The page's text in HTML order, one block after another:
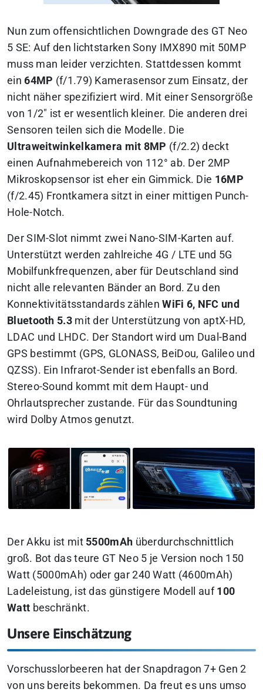
Nun zum offensichtlichen Downgrade des GT Neo
5 SE: Auf den lichtstarken Sony IMX890 mit 50MP
muss man leider verzichten. Stattdessen kommt
ein64MP (f/1.79) Kamerasensor zum Einsatz, der
nicht näher spezifiziert wird. Mit einer Sensorgröße
von 1/2″ ist er wesentlich kleiner. Die anderen drei
Sensoren teilen sich die Modelle. Die
Ultraweitwinkelkamera mit 8MP (f/2.2) deckt
einen Aufnahmebereich von 112° ab. Der 2MP
Mikroskopsensor ist eher ein Gimmick. Die 16MP
(f/2.45) Frontkamera sitzt in einer mittigen Punch-
Hole-Notch.
Der SIM-Slot nimmt zwei Nano-SIM-Karten auf.
Unterstützt werden zahlreiche 4G / LTE und 5G
Mobilfunkfrequenzen, aber für Deutschland sind
nicht alle relevanten Bänder an Bord. Zu den
Konnektivitätsstandards zählenWiFi 6, NFC und
Bluetooth 5.3mit der Unterstützung von aptX-HD,
LDAC und LHDC. Der Standort wird um Dual-Band
GPS bestimmt (GPS, GLONASS, BeiDou, Galileo und
QZSS). Ein Infrarot-Sender ist ebenfalls an Bord.
Stereo-Sound kommt mit dem Haupt- und
Ohrlautsprecher zustande. Für das Soundtuning
wird Dolby Atmos genutzt.
Der Akku ist mit 5500mAh überdurchschnittlich
groß. Bot das teure GT Neo 5 je Version noch 150
Watt (5000mAh) oder gar 240 Watt (4600mAh)
Ladeleistung, ist das günstigere Modell auf 100
Watt beschränkt.
Unsere Einschätzung
Vorschusslorbeeren hat der Snapdragon 7+ Gen 2
von uns bereits bekommen. Da freut es uns umso